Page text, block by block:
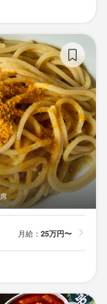
月給： 25万円〜